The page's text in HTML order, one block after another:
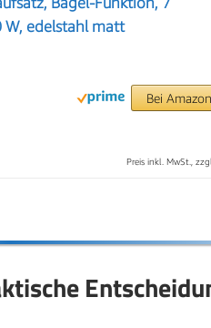
W, edelstahl matt
Bei
Preis inkl. MwSt.,